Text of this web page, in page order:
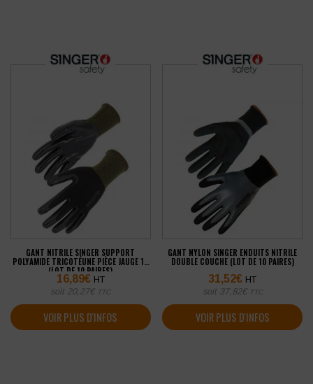
GANT NITRILE SINGER SUPPORT
POLYAMIDE TRICOTÉUNE PIÈCE JAUGE 13
(LOT DE 10 PAIRES)
16,89€ HT
soit 20,27€ TTC
VOIR PLUS D'INFOS
GANT NYLON SINGER ENDUITS NITRILE
DOUBLE COUCHE (LOT DE 10 PAIRES)
31,52€ HT
soit 37,82€ TTC
VOIR PLUS D'INFOS